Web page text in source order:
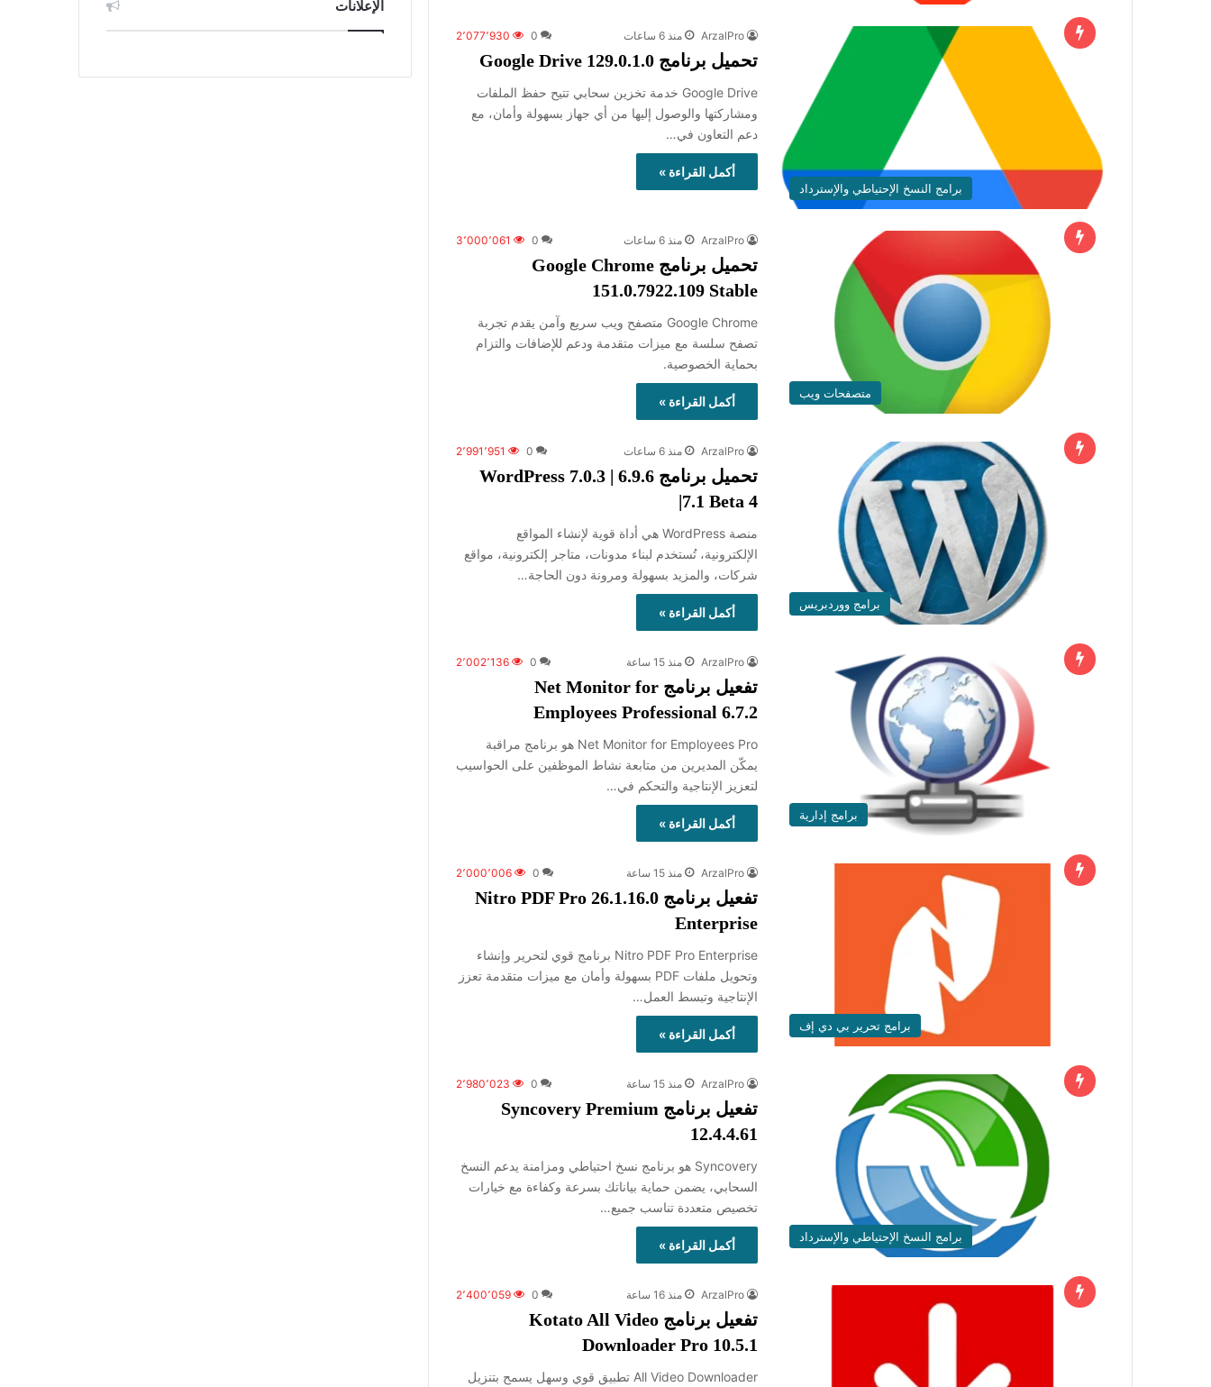
برامج النسخ الإحتياطي والإسترداد
ArzalPro منذ 6 ساعات 0 2٬077٬930
تحميل برنامج Google Drive 129.0.1.0
Google Drive خدمة تخزين سحابي تتيح حفظ الملفات
ومشاركتها والوصول إليها من أي جهاز بسهولة وأمان، مع
دعم التعاون في…
أكمل القراءة »
متصفحات ويب
ArzalPro منذ 6 ساعات 0 3٬000٬061
تحميل برنامج Google Chrome
151.0.7922.109 Stable
Google Chrome متصفح ويب سريع وآمن يقدم تجربة
تصفح سلسة مع ميزات متقدمة ودعم للإضافات والتزام
بحماية الخصوصية.
أكمل القراءة »
برامج ووردبريس
ArzalPro منذ 6 ساعات 0 2٬991٬951
تحميل برنامج WordPress 7.0.3 | 6.9.6
|7.1 Beta 4
منصة WordPress هي أداة قوية لإنشاء المواقع
الإلكترونية، تُستخدم لبناء مدونات، متاجر إلكترونية، مواقع
شركات، والمزيد بسهولة ومرونة دون الحاجة…
أكمل القراءة »
برامج إدارية
ArzalPro منذ 15 ساعة 0 2٬002٬136
تفعيل برنامج Net Monitor for
Employees Professional 6.7.2
Net Monitor for Employees Pro هو برنامج مراقبة
يمكّن المديرين من متابعة نشاط الموظفين على الحواسيب
لتعزيز الإنتاجية والتحكم في…
أكمل القراءة »
برامج تحرير بي دي إف
ArzalPro منذ 15 ساعة 0 2٬000٬006
تفعيل برنامج Nitro PDF Pro 26.1.16.0
Enterprise
Nitro PDF Pro Enterprise برنامج قوي لتحرير وإنشاء
وتحويل ملفات PDF بسهولة وأمان مع ميزات متقدمة تعزز
الإنتاجية وتبسط العمل…
أكمل القراءة »
برامج النسخ الإحتياطي والإسترداد
ArzalPro منذ 15 ساعة 0 2٬980٬023
تفعيل برنامج Syncovery Premium
12.4.4.61
Syncovery هو برنامج نسخ احتياطي ومزامنة يدعم النسخ
السحابي، يضمن حماية بياناتك بسرعة وكفاءة مع خيارات
تخصيص متعددة تناسب جميع…
أكمل القراءة »
ArzalPro منذ 16 ساعة 0 2٬400٬059
تفعيل برنامج Kotato All Video
Downloader Pro 10.5.1
All Video Downloader تطبيق قوي وسهل يسمح بتنزيل
الإعلانات